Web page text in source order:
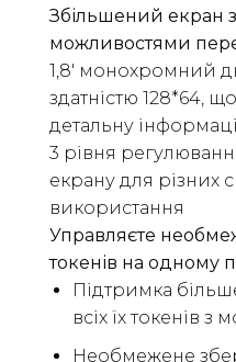
Збільшений екран
можливостями
1,8′ монохромний
здатністю 128*64,
детальну
3 рівня
екрану для різних
використання
Управляєте
токенів на одному
Підтримка
всіх їх токенів
Необмежене